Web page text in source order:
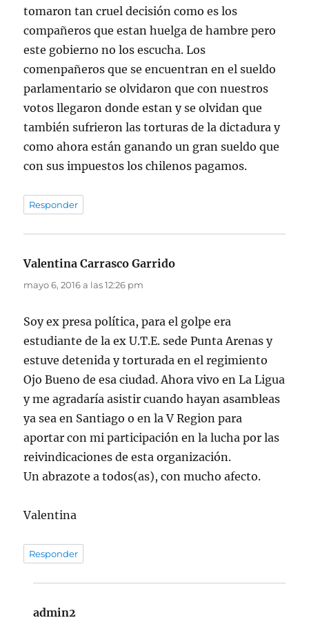
tomaron tan cruel decisión como es los
compañeros que estan huelga de hambre pero
este gobierno no los escucha. Los
comenpañeros que se encuentran en el sueldo
parlamentario se olvidaron que con nuestros
votos llegaron donde estan y se olvidan que
también sufrieron las torturas de la dictadura y
como ahora están ganando un gran sueldo que
con sus impuestos los chilenos pagamos.
Responder
Valentina Carrasco Garrido
mayo 6, 2016 a las 12:26 pm
Soy ex presa política, para el golpe era
estudiante de la ex U.T.E. sede Punta Arenas y
estuve detenida y torturada en el regimiento
Ojo Bueno de esa ciudad. Ahora vivo en La Ligua
y me agradaría asistir cuando hayan asambleas
ya sea en Santiago o en la V Region para
aportar con mi participación en la lucha por las
reivindicaciones de esta organización.
Un abrazote a todos(as), con mucho afecto.
Valentina
Responder
admin2